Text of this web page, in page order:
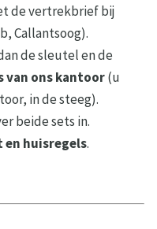
de vertrekbrief bij
Callantsoog).
de sleutel en de
van ons kantoor(u
in de steeg).
beide sets in.
huisregels.